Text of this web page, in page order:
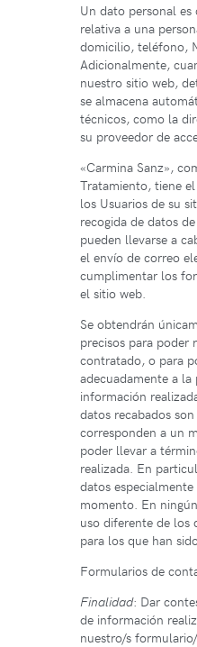
Un dato personal
relativa a una
domicilio, teléfono,
Adicionalmente,
nuestro sitio web,
se almacena
técnicos, como la
su proveedor de
«Carmina Sanz»,
Tratamiento, tiene
los Usuarios de su
recogida de datos
pueden llevarse a
el envío de correo
cumplimentar los
el sitio web.
Se obtendrán
precisos para poder
contratado, o para
adecuadamente a la
información
datos recabados
corresponden a un
poder llevar a
realizada. En
datos
momento. En
uso diferente de los
para los que han
Formularios de
Finalidad: Dar
de información
nuestro/s